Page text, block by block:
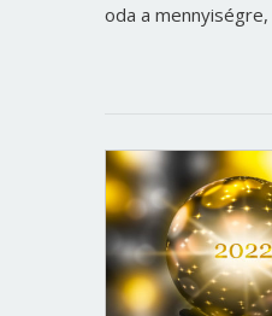
oda a mennyiségre,